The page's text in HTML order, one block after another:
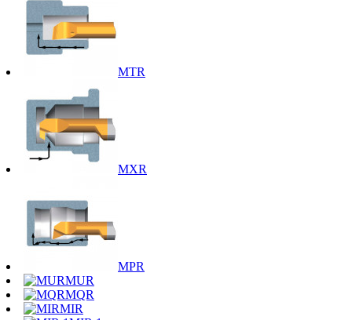
MTR
MXR
MPR
MUR
MQR
MIR